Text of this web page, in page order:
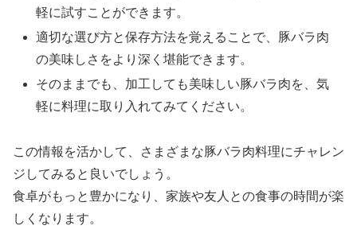
軽に試すことができます。
適切な選び方と保存方法を覚えることで、豚バラ肉
の美味しさをより深く堪能できます。
そのままでも、加工しても美味しい豚バラ肉を、気
軽に料理に取り入れてみてください。
この情報を活かして、さまざまな豚バラ肉料理にチャレン
ジしてみると良いでしょう。
食卓がもっと豊かになり、家族や友人との食事の時間が楽
しくなります。